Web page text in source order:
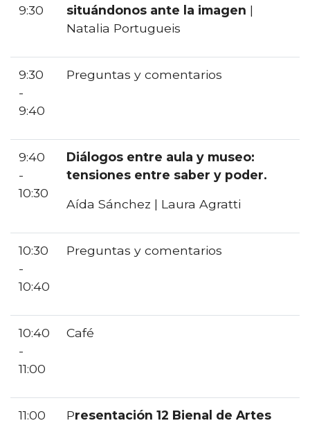
9:30
situándonos ante la imagen |
Natalia Portugueis
9:30
-
9:40
Preguntas y comentarios
9:40
-
10:30
Diálogos entre aula y museo:
tensiones entre saber y poder.
Aída Sánchez | Laura Agratti
10:30
-
10:40
Preguntas y comentarios
10:40
-
11:00
Café
11:00
Presentación 12 Bienal de Artes